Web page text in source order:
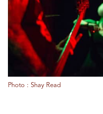
Photo : Shay Read